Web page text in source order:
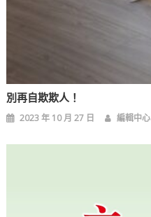
別再自欺欺人！
2023 年 10 月 27 日 編輯中心